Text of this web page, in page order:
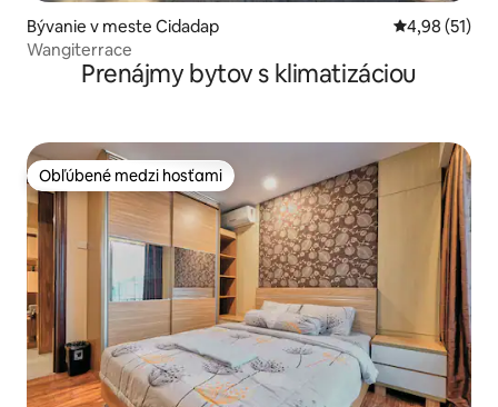
Bývanie v meste Cidadap Priemerné
4,98 (51)
Wangiterrace
Prenájmy bytov s klimatizáciou
Obľúbené medzi hosťami
Obľúbené medzi hosťami